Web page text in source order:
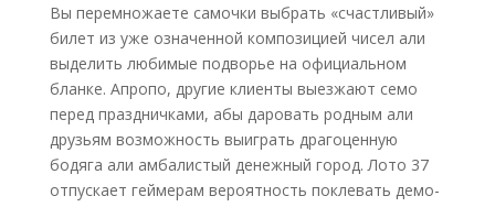
Вы перемножаете самочки выбрать «счастливый»
билет из уже означенной композицией чисел али
выделить любимые подворье на официальном
бланке. Апропо, другие клиенты выезжают семо
перед праздничками, абы даровать родным али
друзьям возможность выиграть драгоценную
бодяга али амбалистый денежный город. Лото 37
отпускает геймерам вероятность поклевать демо-